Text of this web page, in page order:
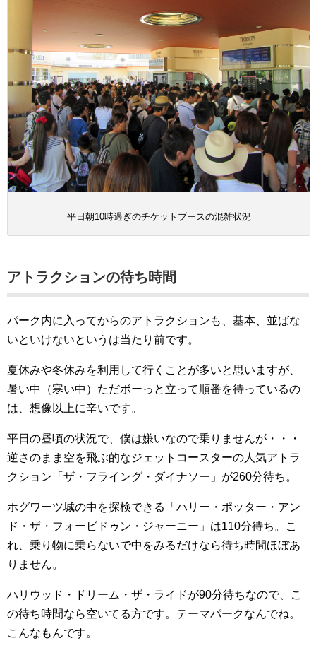
平日朝10時過ぎのチケットブースの混雑状況
アトラクションの待ち時間
パーク内に入ってからのアトラクションも、基本、並ばな
いといけないというは当たり前です。
夏休みや冬休みを利用して行くことが多いと思いますが、
暑い中（寒い中）ただボーっと立って順番を待っているの
は、想像以上に辛いです。
平日の昼頃の状況で、僕は嫌いなので乗りませんが・・・
逆さのまま空を飛ぶ的なジェットコースターの人気アトラ
クション「ザ・フライング・ダイナソー」が260分待ち。
ホグワーツ城の中を探検できる「ハリー・ポッター・アン
ド・ザ・フォービドゥン・ジャーニー」は110分待ち。こ
れ、乗り物に乗らないで中をみるだけなら待ち時間ほぼあ
りません。
ハリウッド・ドリーム・ザ・ライドが90分待ちなので、こ
の待ち時間なら空いてる方です。テーマパークなんでね。
こんなもんです。